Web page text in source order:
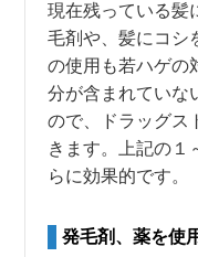
現在残っている髪
毛剤や、髪にコシ
の使用も若ハゲの
分が含まれていな
ので、ドラッグス
きます。上記の１
らに効果的です。
発毛剤、薬を使